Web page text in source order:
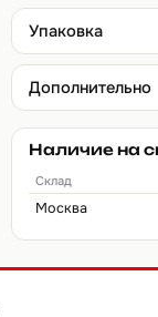
Упаковка
Дополнительно
Наличие на
Склад
Москва